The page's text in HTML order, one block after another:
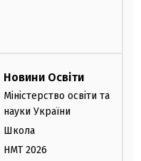
Новини Освіти
Міністерство освіти та
науки України
Школа
НМТ 2026